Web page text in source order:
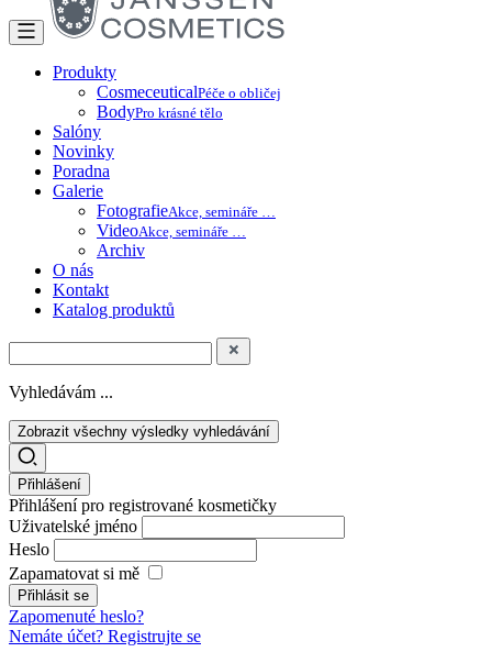
Produkty
CosmeceuticalPéče o obličej
BodyPro krásné tělo
Salóny
Novinky
Poradna
Galerie
FotografieAkce, semináře …
VideoAkce, semináře …
Archiv
O nás
Kontakt
Katalog produktů
Vyhledávám ...
Zobrazit všechny výsledky vyhledávání
Přihlášení
Přihlášení pro registrované kosmetičky
Uživatelské jméno
Heslo
Zapamatovat si mě
Zapomenuté heslo?
Nemáte účet? Registrujte se